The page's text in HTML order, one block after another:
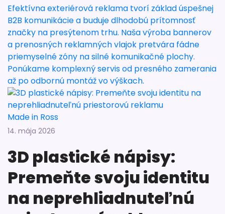
Efektívna exteriérová reklama tvorí základ úspešnej
B2B komunikácie a buduje dlhodobú prítomnosť
značky na presýtenom trhu. Naša výroba bannerov
a prenosných reklamných vlajok pretvára fádne
priemyselné zóny na silné komunikačné plochy.
Ponúkame komplexný servis od presného zamerania
až po odbornú montáž vo výškach.
Made in Ross
14. mája 2026
3D plastické nápisy:
Premeňte svoju identitu
na neprehliadnuteľnú